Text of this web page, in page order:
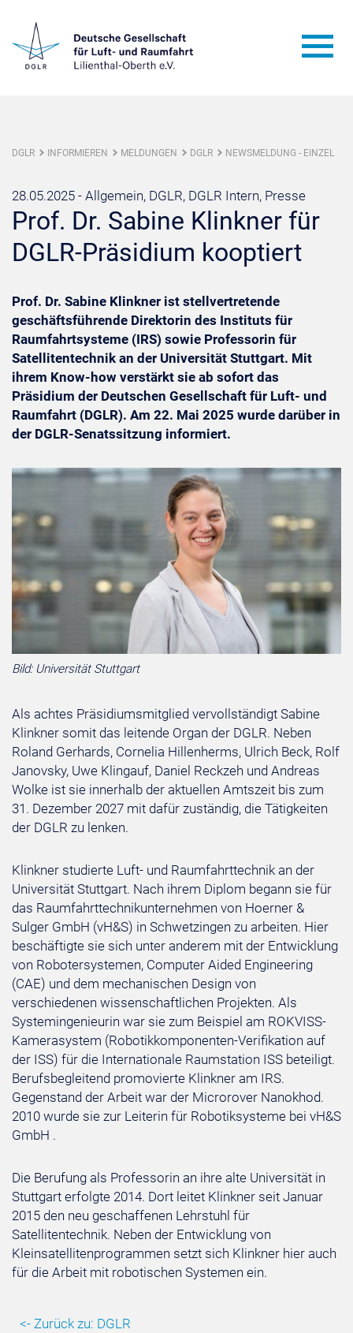
DGLR INFORMIEREN MELDUNGEN DGLR NEWSMELDUNG - EINZEL
28.05.2025 - Allgemein, DGLR, DGLR Intern, Presse
Prof. Dr. Sabine Klinkner für
DGLR-Präsidium kooptiert
Prof. Dr. Sabine Klinkner ist stellvertretende
geschäftsführende Direktorin des Instituts für
Raumfahrtsysteme (IRS) sowie Professorin für
Satellitentechnik an der Universität Stuttgart. Mit
ihrem Know-how verstärkt sie ab sofort das
Präsidium der Deutschen Gesellschaft für Luft- und
Raumfahrt (DGLR). Am 22. Mai 2025 wurde darüber in
der DGLR-Senatssitzung informiert.
Bild: Universität Stuttgart
Als achtes Präsidiumsmitglied vervollständigt Sabine
Klinkner somit das leitende Organ der DGLR. Neben
Roland Gerhards, Cornelia Hillenherms, Ulrich Beck, Rolf
Janovsky, Uwe Klingauf, Daniel Reckzeh und Andreas
Wolke ist sie innerhalb der aktuellen Amtszeit bis zum
31. Dezember 2027 mit dafür zuständig, die Tätigkeiten
der DGLR zu lenken.
Klinkner studierte Luft- und Raumfahrttechnik an der
Universität Stuttgart. Nach ihrem Diplom begann sie für
das Raumfahrttechnikunternehmen von Hoerner &
Sulger GmbH (vH&S) in Schwetzingen zu arbeiten. Hier
beschäftigte sie sich unter anderem mit der Entwicklung
von Robotersystemen, Computer Aided Engineering
(CAE) und dem mechanischen Design von
verschiedenen wissenschaftlichen Projekten. Als
Systemingenieurin war sie zum Beispiel am ROKVISS-
Kamerasystem (Robotikkomponenten-Verifikation auf
der ISS) für die Internationale Raumstation ISS beteiligt.
Berufsbegleitend promovierte Klinkner am IRS.
Gegenstand der Arbeit war der Microrover Nanokhod.
2010 wurde sie zur Leiterin für Robotiksysteme bei vH&S
GmbH .
Die Berufung als Professorin an ihre alte Universität in
Stuttgart erfolgte 2014. Dort leitet Klinkner seit Januar
2015 den neu geschaffenen Lehrstuhl für
Satellitentechnik. Neben der Entwicklung von
Kleinsatellitenprogrammen setzt sich Klinkner hier auch
für die Arbeit mit robotischen Systemen ein.
<- Zurück zu: DGLR